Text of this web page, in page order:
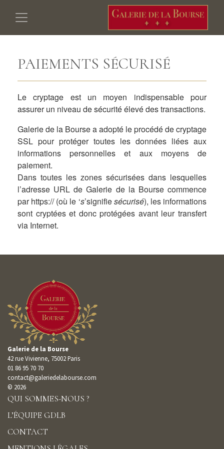
PAIEMENTS SÉCURISÉ
Le cryptage est un moyen indispensable pour
assurer un niveau de sécurité élevé des transactions.
Galerie de la Bourse a adopté le procédé de cryptage
SSL pour protéger toutes les données liées aux
informations personnelles et aux moyens de
paiement.
Dans toutes les zones sécurisées dans lesquelles
l’adresse URL de Galerie de la Bourse commence
par https:// (où le ‘s’signifiesécurisé), les informations
sont cryptées et donc protégées avant leur transfert
via Internet.
Galerie de la Bourse
42 rue Vivienne, 75002 Paris
01 86 95 70 70
contact@galeriedelabourse.com
© 2026
QUI SOMMES-NOUS ?
L’ÉQUIPE GDLB
CONTACT